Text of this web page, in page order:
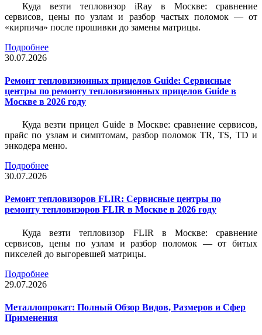
Куда везти тепловизор iRay в Москве: сравнение
сервисов, цены по узлам и разбор частых поломок — от
«кирпича» после прошивки до замены матрицы.
Подробнее
30.07.2026
Ремонт тепловизионных прицелов Guide: Сервисные
центры по ремонту тепловизионных прицелов Guide в
Москве в 2026 году
Куда везти прицел Guide в Москве: сравнение сервисов,
прайс по узлам и симптомам, разбор поломок TR, TS, TD и
энкодера меню.
Подробнее
30.07.2026
Ремонт тепловизоров FLIR: Сервисные центры по
ремонту тепловизоров FLIR в Москве в 2026 году
Куда везти тепловизор FLIR в Москве: сравнение
сервисов, цены по узлам и разбор поломок — от битых
пикселей до выгоревшей матрицы.
Подробнее
29.07.2026
Металлопрокат: Полный Обзор Видов, Размеров и Сфер
Применения